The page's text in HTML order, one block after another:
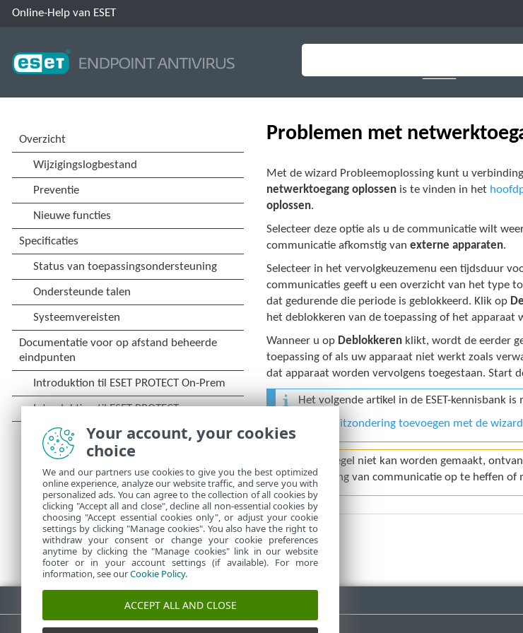
Online-Help van ESET
Problemen met
Met de wizard Probleemoplossing kunt u
netwerktoegang oplossen is te vinden in het
oplossen.
Selecteer deze optie als u de communicatie wilt
communicatie afkomstig vanexterne apparaten.
Selecteer in het vervolgkeuzemenu een tijdsduur
communicaties geeft u een overzicht van het type
dat gedurende die periode is geblokkeerd. Klik op
het deblokkeren van de toepassing of het
Wanneer u op Deblokkeren klikt, wordt de eerder
toepassing of als uw apparaat niet werkt zoals
dat apparaat worden vervolgens toegestaan. Start
Het volgende artikel in de ESET-kennisbank
Een uitzondering toevoegen met de
Als de regel niet kan worden gemaakt,
blokkering van communicatie op te heffen of
Your account, your cookies
choice
We and our partners use cookies to give you the best optimized
online experience, analyze our website traffic, and serve you with
personalized ads. You can agree to the collection of all cookies by
clicking "Accept all and close", decline all non-essential cookies by
choosing "Accept essential cookies only", or adjust your cookie
settings by clicking "Manage cookies". You also have the right to
withdraw your consent or change your cookie preferences
anytime by clicking the "Manage cookies" link in our website
footer or in your account settings (if available). For more
information, see ourCookie Policy.
ACCEPT ALL AND CLOSE